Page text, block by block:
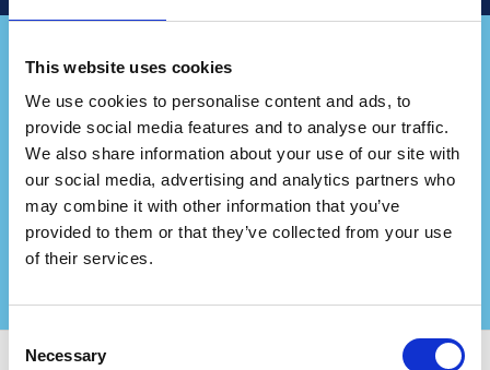
This website uses cookies
We use cookies to personalise content and ads, to
provide social media features and to analyse our traffic.
We also share information about your use of our site with
our social media, advertising and analytics partners who
may combine it with other information that you’ve
provided to them or that they’ve collected from your use
of their services.
Consent
Selection
Necessary
Representa uma empresa
de consultoria?
Faça parceria connosco e crie ainda mais valor
para os seus clientes certificados!
Contacte-nos para mais informações